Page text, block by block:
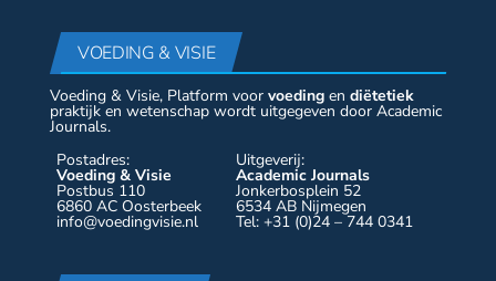
VOEDING & VISIE
Voeding & Visie, Platform voor voeding en diëtetiek
praktijk en wetenschap wordt uitgegeven door Academic
Journals.
Postadres:
Voeding & Visie
Postbus 110
6860 AC Oosterbeek
info@voedingvisie.nl
Uitgeverij:
Academic Journals
Jonkerbosplein 52
6534 AB Nijmegen
Tel: +31 (0)24 – 744 0341